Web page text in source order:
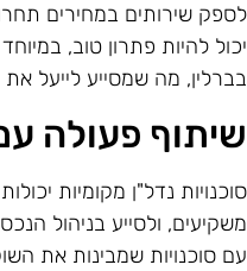
שירותים במחירים
להיות פתרון טוב,
מה שמסייע לייעל את
פעולה עם
נדל"ן מקומיות
ולסייע בניהול
סוכנויות שמבינות את